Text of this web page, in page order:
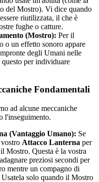
del Mostro). Vi dice quando
riutilizzata, il che è
fughe o catture.
(Mostro): Per il
o un effetto sonoro appare
degli Umani nelle
questo per individuare
Fondamentali
ad alcune meccaniche
l'inseguimento.
(Vantaggio Umano): Se
Attacco Lanterna per
Mostro. Questa è la vostra
preziosi secondi per
mentre un compagno di
solo quando il Mostro